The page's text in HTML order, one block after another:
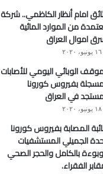
امام أنظار الكاظمي.. شركة
من الموارد المائية
اموال العراق
١٦ يونيو، ٢٠٢٠
الوبائي اليومي للأصابات
بفيروس كورونا
في العراق
١٨ يونيو، ٢٠٢٠
المصابة بفيروس كورونا
الجميلي المستشفيات
بالكامل والحجر الصحي
الفقراء.